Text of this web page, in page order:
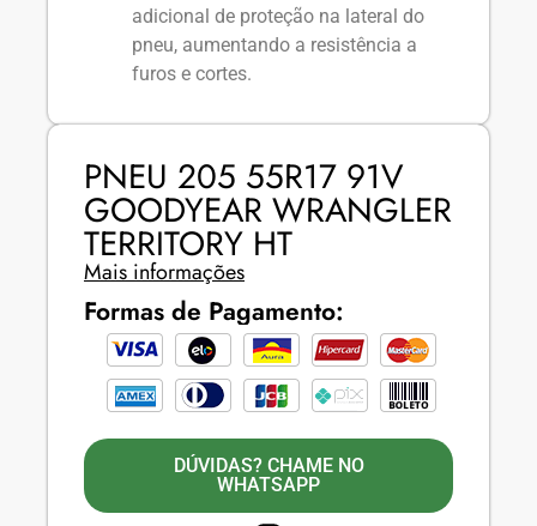
adicional de proteção na lateral do
pneu, aumentando a resistência a
furos e cortes.
PNEU 205 55R17 91V
GOODYEAR WRANGLER
TERRITORY HT
Mais informações
Formas de Pagamento:
DÚVIDAS? CHAME NO
WHATSAPP